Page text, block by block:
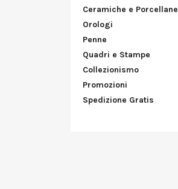
Ceramiche e Porcellane
Orologi
Penne
Quadri e Stampe
Collezionismo
Promozioni
Spedizione Gratis